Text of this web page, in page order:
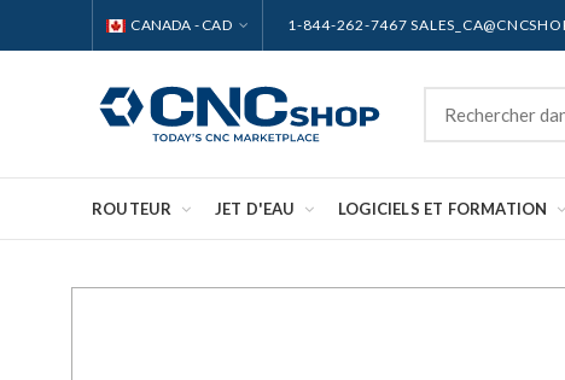
CANADA - CAD 1-844-262-7467
ROUTEUR JET D'EAU LOGICIELS ET FORMATION